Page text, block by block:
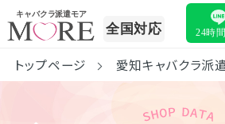
キャバクラ派遣モア
全国対応 24時
トップページ 愛知キャバクラ派